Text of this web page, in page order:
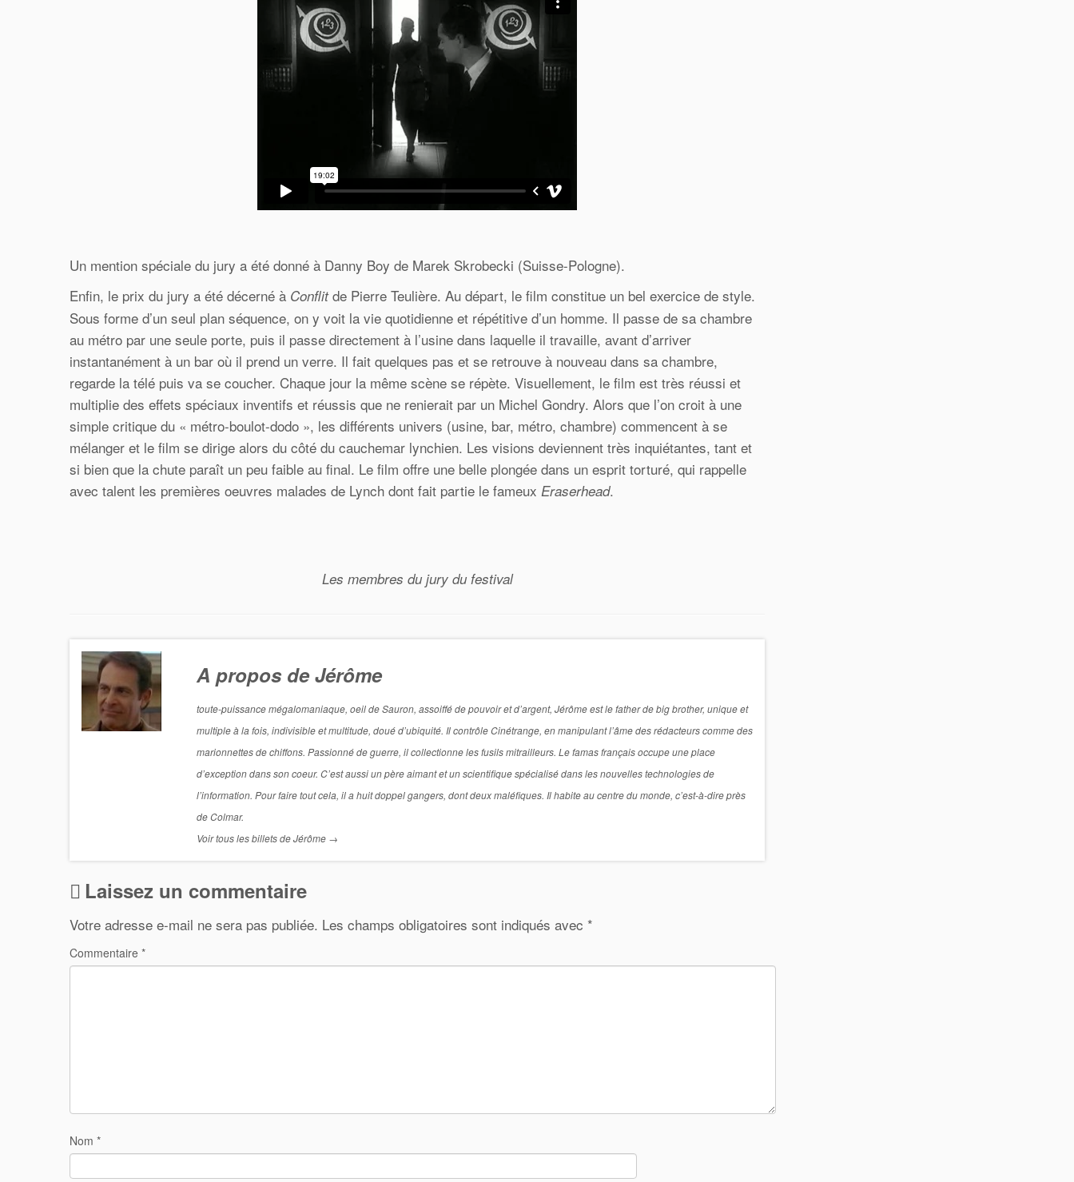
Un mention spéciale du jury a été donné à Danny Boy de Marek Skrobecki (Suisse-Pologne).
Enfin, le prix du jury a été décerné à Conflitde Pierre Teulière. Au départ, le film constitue un bel exercice de style.
Sous forme d’un seul plan séquence, on y voit la vie quotidienne et répétitive d’un homme. Il passe de sa chambre
au métro par une seule porte, puis il passe directement à l’usine dans laquelle il travaille, avant d’arriver
instantanément à un bar où il prend un verre. Il fait quelques pas et se retrouve à nouveau dans sa chambre,
regarde la télé puis va se coucher. Chaque jour la même scène se répète. Visuellement, le film est très réussi et
multiplie des effets spéciaux inventifs et réussis que ne renierait par un Michel Gondry. Alors que l’on croit à une
simple critique du « métro-boulot-dodo », les différents univers (usine, bar, métro, chambre) commencent à se
mélanger et le film se dirige alors du côté du cauchemar lynchien. Les visions deviennent très inquiétantes, tant et
si bien que la chute paraît un peu faible au final. Le film offre une belle plongée dans un esprit torturé, qui rappelle
avec talent les premières oeuvres malades de Lynch dont fait partie le fameux Eraserhead.
Les membres du jury du festival
A propos de Jérôme
toute-puissance mégalomaniaque, oeil de Sauron, assoiffé de pouvoir et d’argent, Jérôme est le father de big brother, unique et
multiple à la fois, indivisible et multitude, doué d’ubiquité. Il contrôle Cinétrange, en manipulant l’âme des rédacteurs comme des
marionnettes de chiffons. Passionné de guerre, il collectionne les fusils mitrailleurs. Le famas français occupe une place
d’exception dans son coeur. C’est aussi un père aimant et un scientifique spécialisé dans les nouvelles technologies de
l’information. Pour faire tout cela, il a huit doppel gangers, dont deux maléfiques. Il habite au centre du monde, c’est-à-dire près
de Colmar.
Voir tous les billets de Jérôme →
Laissez un commentaire
Votre adresse e-mail ne sera pas publiée. Les champs obligatoires sont indiqués avec *
Commentaire *
Nom *